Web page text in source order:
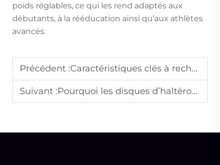
poids réglables, ce qui les rend adaptés aux
débutants, à la rééducation ainsi qu’aux athlètes
avancés.
Précédent :Caractéristiques clés à rechercher dans les barres d'haltères de musculation commerciales
Suivant :Pourquoi les disques d’haltérophilie constituent-ils des investissements essentiels pour les nouvelles salles de sport commerciales ?